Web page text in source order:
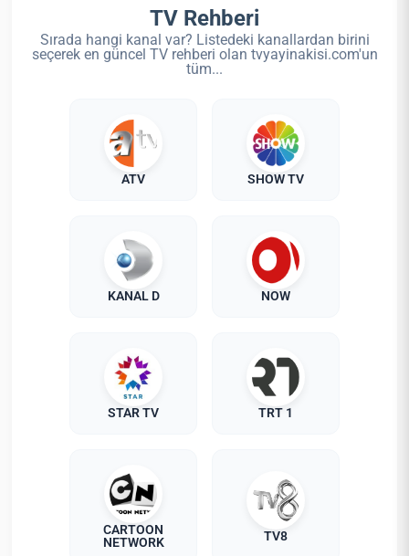
TV Rehberi
Sırada hangi kanal var? Listedeki kanallardan birini
seçerek en güncel TV rehberi olan tvyayinakisi.com'un
tüm...
ATV SHOW TV
KANAL D NOW
STAR TV TRT 1
CARTOON
NETWORK
TV8